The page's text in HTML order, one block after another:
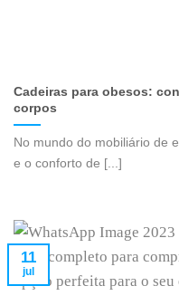
Cadeiras para obesos:
corpos
No mundo do mobiliário de
e o conforto de [...]
11
jul